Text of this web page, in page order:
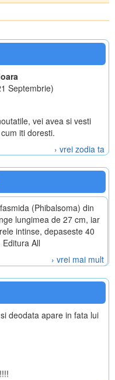
Septembrie)
vei avea si vesti
iti doresti.
› vrei zodia ta
(Phibalsoma) din
lungimea de 27 cm, iar
intinse, depaseste 40
All
› vrei mai mult
deodata apare in fata lui